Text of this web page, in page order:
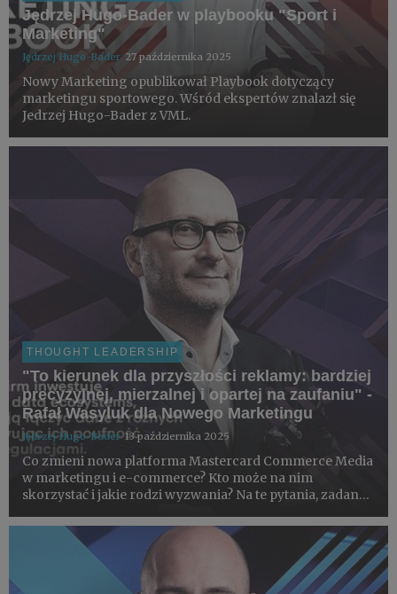
Jędrzej Hugo-Bader w playbooku "Sport i
Marketing"
Jędrzej Hugo-Bader 27 października 2025
Nowy Marketing opublikował Playbook dotyczący
marketingu sportowego. Wśród ekspertów znalazł się
Jedrzej Hugo-Bader z VML.
THOUGHT LEADERSHIP
"To kierunek dla przyszłości reklamy: bardziej
precyzyjnej, mierzalnej i opartej na zaufaniu" -
Rafał Wasyluk dla Nowego Marketingu
Jędrzej Hugo-Bader 13 października 2025
Co zmieni nowa platforma Mastercard Commerce Media
w marketingu i e-commerce? Kto może na nim
skorzystać i jakie rodzi wyzwania? Na te pytania, zadane
m.in. Rafał Wasyluk, Managing Partner Digital,
Commerce & Conte...